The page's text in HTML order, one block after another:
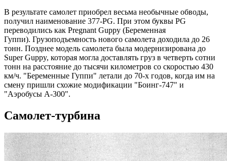
В результате самолет приобрел весьма необычные обводы,
получил наименование 377-PG. При этом буквы PG
переводились как Pregnant Guppy (Беременная
Гуппи). Грузоподъемность нового самолета доходила до 26
тонн. Позднее модель самолета была модернизирована до
Super Guppy, которая могла доставлять груз в четверть сотни
тонн на расстояние до тысячи километров со скоростью 430
км/ч. "Беременные Гуппи" летали до 70-х годов, когда им на
смену пришли схожие модификации "Боинг-747" и
"Аэробусы А-300".
Самолет-турбина